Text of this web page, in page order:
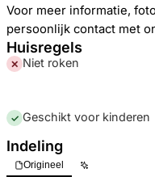
Voor meer informatie,
persoonlijk contact met
Huisregels
✕ Niet roken
✓ Geschikt voor kinderen
Indeling
Origineel